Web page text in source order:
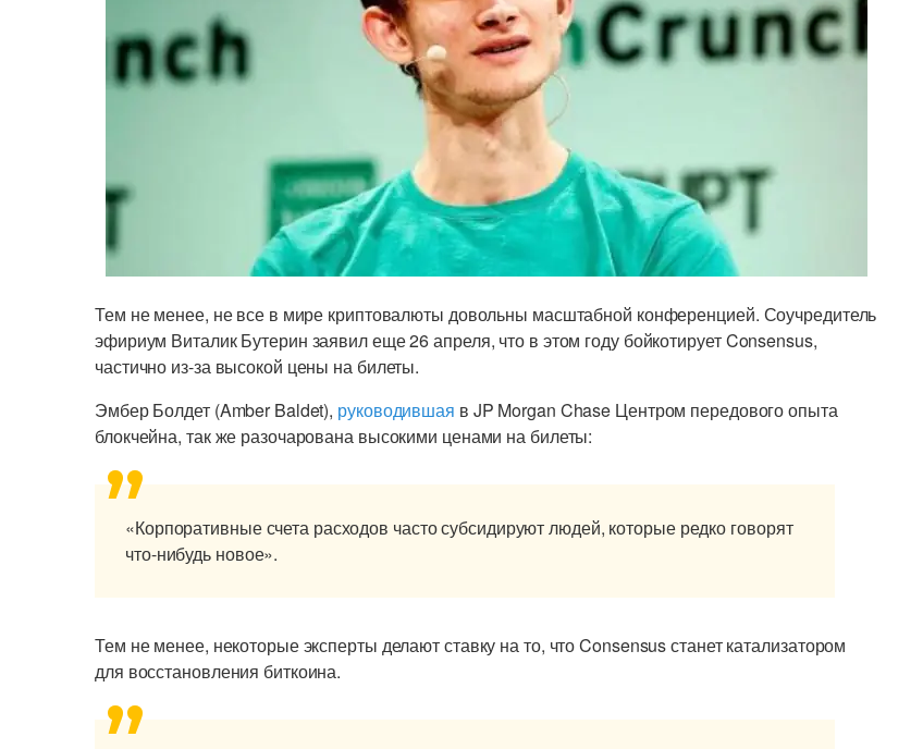
Тем не менее, не все в мире криптовалюты довольны масштабной конференцией. Соучредитель
эфириум Виталик Бутерин заявил еще 26 апреля, что в этом году бойкотирует Consensus,
частично из-за высокой цены на билеты.
Эмбер Болдет (Amber Baldet), руководившая в JP Morgan Chase Центром передового опыта
блокчейна, так же разочарована высокими ценами на билеты:
«Корпоративные счета расходов часто субсидируют людей, которые редко говорят
что-нибудь новое».
Тем не менее, некоторые эксперты делают ставку на то, что Consensus станет катализатором
для восстановления биткоина.